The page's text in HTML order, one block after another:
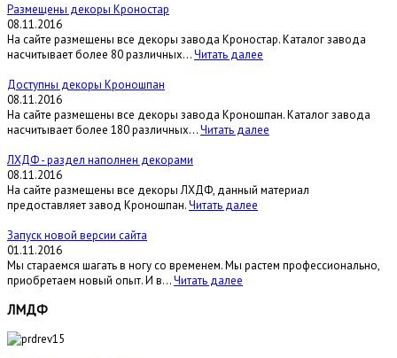
Размещены декоры Кроностар
08.11.2016
На сайте размещены все декоры завода Кроностар. Каталог завода
насчитывает более 80 различных...Читать далее
Доступны декоры Кроношпан
08.11.2016
На сайте размещены все декоры завода Кроношпан. Каталог завода
насчитывает более 180 различных...Читать далее
ЛХДФ - раздел наполнен декорами
08.11.2016
На сайте размещены все декоры ЛХДФ, данный материал
предоставляет завод Кроношпан.Читать далее
Запуск новой версии сайта
01.11.2016
Мы стараемся шагать в ногу со временем. Мы растем профессионально,
приобретаем новый опыт. И в...Читать далее
ЛМДФ